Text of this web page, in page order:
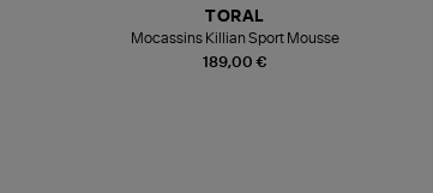
189,00 €
TORAL
Mocassins Killian Sport Mousse